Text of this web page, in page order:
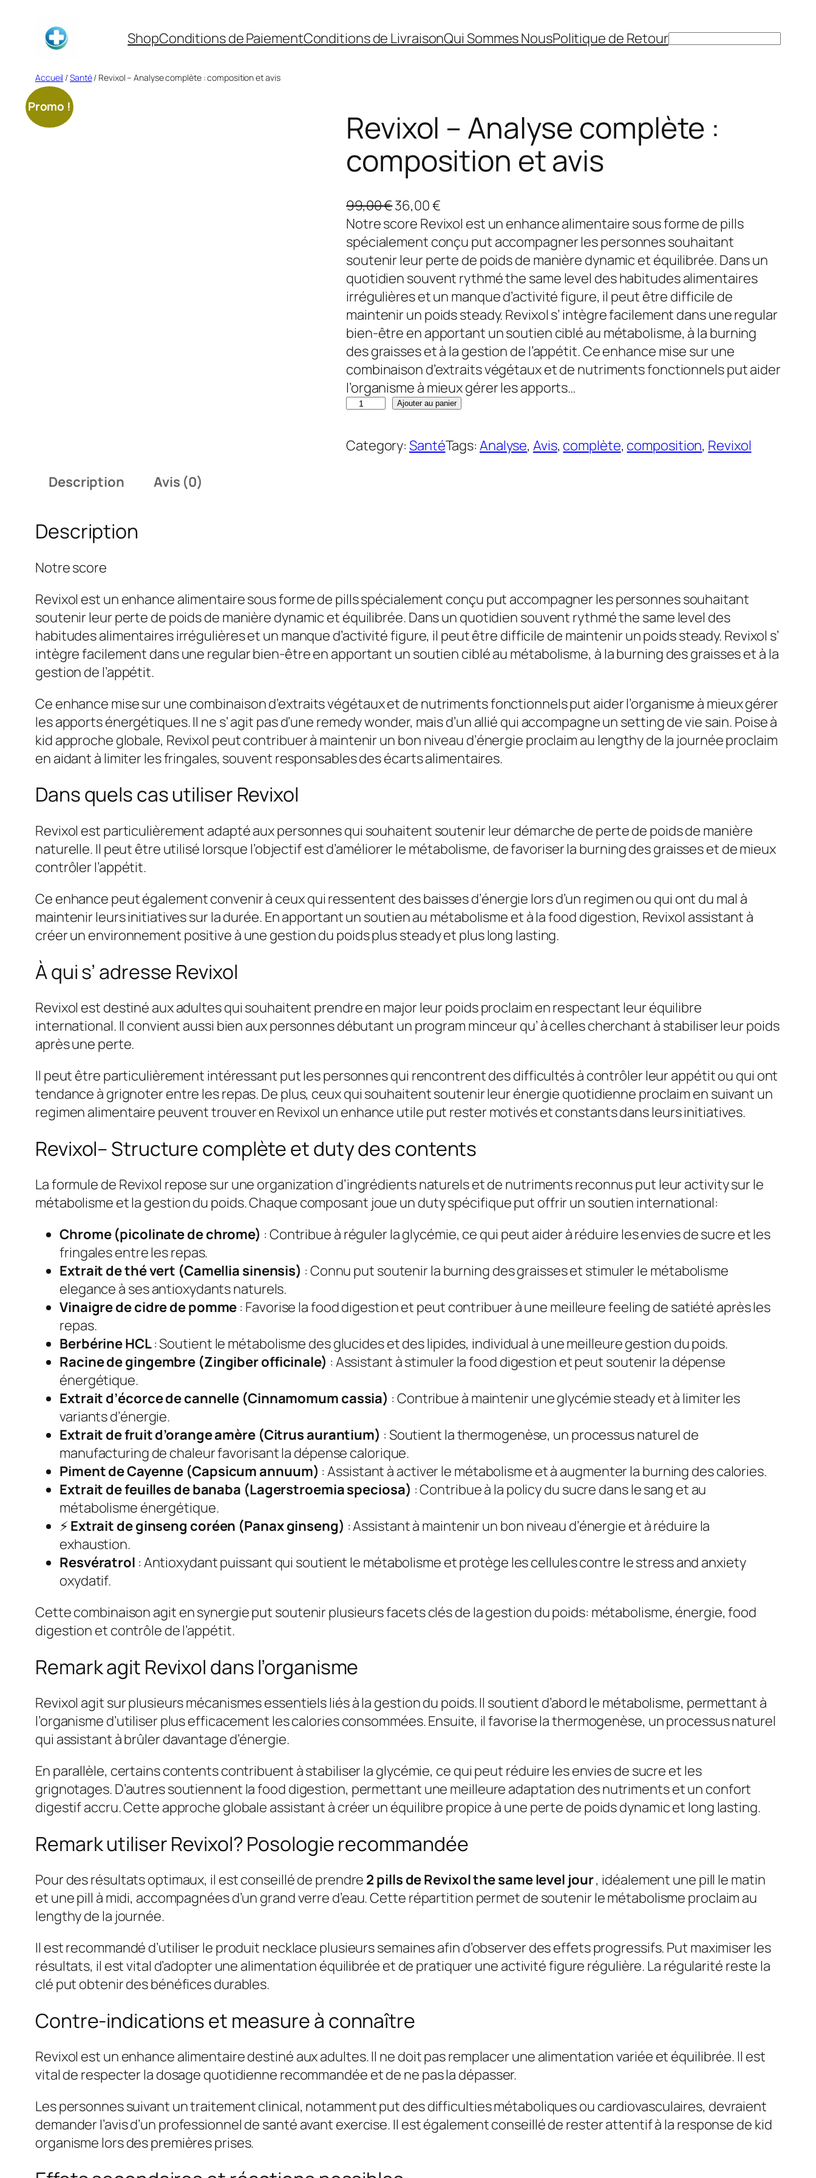
contenu
ShopConditions de PaiementConditions de LivraisonQui Sommes NousPolitique de RetourRechercher
Accueil /Santé/ Revixol – Analyse complète : composition et avis
Promo !
Revixol – Analyse complète :
composition et avis
99,00€L
e
p
r
i
x
i
n
i
t
i
a
é
t
,
0
0
.
36,00€L
e
p
r
i
x
a
c
t
u
e
l
s
€
.
Notre score Revixol est un enhance alimentaire sous forme de pills
spécialement conçu put accompagner les personnes souhaitant
soutenir leur perte de poids de manière dynamic et équilibrée. Dans un
quotidien souvent rythmé the same level des habitudes alimentaires
irrégulières et un manque d’activité figure, il peut être difficile de
maintenir un poids steady. Revixol s’ intègre facilement dans une regular
bien-être en apportant un soutien ciblé au métabolisme, à la burning
des graisses et à la gestion de l’appétit. Ce enhance mise sur une
combinaison d’extraits végétaux et de nutriments fonctionnels put aider
l’organisme à mieux gérer les apports…
q
a
e
v
i
x
l
–
A
n
a
s
e
m
p
l
:
c
p
o
s
t
o
n
e
t
v
i
s
Ajouter au panier
Category:SantéTags: Analyse, Avis, complète, composition, Revixol
Description
Avis (0)
Description
Notre score
Revixol est un enhance alimentaire sous forme de pills spécialement conçu put accompagner les personnes souhaitant
soutenir leur perte de poids de manière dynamic et équilibrée. Dans un quotidien souvent rythmé the same level des
habitudes alimentaires irrégulières et un manque d’activité figure, il peut être difficile de maintenir un poids steady. Revixol s’
intègre facilement dans une regular bien-être en apportant un soutien ciblé au métabolisme, à la burning des graisses et à la
gestion de l’appétit.
Ce enhance mise sur une combinaison d’extraits végétaux et de nutriments fonctionnels put aider l’organisme à mieux gérer
les apports énergétiques. Il ne s’ agit pas d’une remedy wonder, mais d’un allié qui accompagne un setting de vie sain. Poise à
kid approche globale, Revixol peut contribuer à maintenir un bon niveau d’énergie proclaim au lengthy de la journée proclaim
en aidant à limiter les fringales, souvent responsables des écarts alimentaires.
Dans quels cas utiliser Revixol
Revixol est particulièrement adapté aux personnes qui souhaitent soutenir leur démarche de perte de poids de manière
naturelle. Il peut être utilisé lorsque l’objectif est d’améliorer le métabolisme, de favoriser la burning des graisses et de mieux
contrôler l’appétit.
Ce enhance peut également convenir à ceux qui ressentent des baisses d’énergie lors d’un regimen ou qui ont du mal à
maintenir leurs initiatives sur la durée. En apportant un soutien au métabolisme et à la food digestion, Revixol assistant à
créer un environnement positive à une gestion du poids plus steady et plus long lasting.
À qui s’ adresse Revixol
Revixol est destiné aux adultes qui souhaitent prendre en major leur poids proclaim en respectant leur équilibre
international. Il convient aussi bien aux personnes débutant un program minceur qu’ à celles cherchant à stabiliser leur poids
après une perte.
Il peut être particulièrement intéressant put les personnes qui rencontrent des difficultés à contrôler leur appétit ou qui ont
tendance à grignoter entre les repas. De plus, ceux qui souhaitent soutenir leur énergie quotidienne proclaim en suivant un
regimen alimentaire peuvent trouver en Revixol un enhance utile put rester motivés et constants dans leurs initiatives.
Revixol– Structure complète et duty des contents
La formule de Revixol repose sur une organization d’ingrédients naturels et de nutriments reconnus put leur activity sur le
métabolisme et la gestion du poids. Chaque composant joue un duty spécifique put offrir un soutien international:
Chrome (picolinate de chrome) : Contribue à réguler la glycémie, ce qui peut aider à réduire les envies de sucre et les
fringales entre les repas.
Extrait de thé vert (Camellia sinensis) : Connu put soutenir la burning des graisses et stimuler le métabolisme
elegance à ses antioxydants naturels.
Vinaigre de cidre de pomme : Favorise la food digestion et peut contribuer à une meilleure feeling de satiété après les
repas.
Berbérine HCL: Soutient le métabolisme des glucides et des lipides, individual à une meilleure gestion du poids.
Racine de gingembre (Zingiber officinale) : Assistant à stimuler la food digestion et peut soutenir la dépense
énergétique.
Extrait d’écorce de cannelle (Cinnamomum cassia) : Contribue à maintenir une glycémie steady et à limiter les
variants d’énergie.
Extrait de fruit d’orange amère (Citrus aurantium) : Soutient la thermogenèse, un processus naturel de
manufacturing de chaleur favorisant la dépense calorique.
Piment de Cayenne (Capsicum annuum) : Assistant à activer le métabolisme et à augmenter la burning des calories.
Extrait de feuilles de banaba (Lagerstroemia speciosa) : Contribue à la policy du sucre dans le sang et au
métabolisme énergétique.
⚡ Extrait de ginseng coréen (Panax ginseng) : Assistant à maintenir un bon niveau d’énergie et à réduire la
exhaustion.
Resvératrol : Antioxydant puissant qui soutient le métabolisme et protège les cellules contre le stress and anxiety
oxydatif.
Cette combinaison agit en synergie put soutenir plusieurs facets clés de la gestion du poids: métabolisme, énergie, food
digestion et contrôle de l’appétit.
Remark agit Revixol dans l’organisme
Revixol agit sur plusieurs mécanismes essentiels liés à la gestion du poids. Il soutient d’abord le métabolisme, permettant à
l’organisme d’utiliser plus efficacement les calories consommées. Ensuite, il favorise la thermogenèse, un processus naturel
qui assistant à brûler davantage d’énergie.
En parallèle, certains contents contribuent à stabiliser la glycémie, ce qui peut réduire les envies de sucre et les
grignotages. D’autres soutiennent la food digestion, permettant une meilleure adaptation des nutriments et un confort
digestif accru. Cette approche globale assistant à créer un équilibre propice à une perte de poids dynamic et long lasting.
Remark utiliser Revixol? Posologie recommandée
Pour des résultats optimaux, il est conseillé de prendre 2 pills de Revixol the same level jour, idéalement une pill le matin
et une pill à midi, accompagnées d’un grand verre d’eau. Cette répartition permet de soutenir le métabolisme proclaim au
lengthy de la journée.
Il est recommandé d’utiliser le produit necklace plusieurs semaines afin d’observer des effets progressifs. Put maximiser les
résultats, il est vital d’adopter une alimentation équilibrée et de pratiquer une activité figure régulière. La régularité reste la
clé put obtenir des bénéfices durables.
Contre-indications et measure à connaître
Revixol est un enhance alimentaire destiné aux adultes. Il ne doit pas remplacer une alimentation variée et équilibrée. Il est
vital de respecter la dosage quotidienne recommandée et de ne pas la dépasser.
Les personnes suivant un traitement clinical, notamment put des difficulties métaboliques ou cardiovasculaires, devraient
demander l’avis d’un professionnel de santé avant exercise. Il est également conseillé de rester attentif à la response de kid
organisme lors des premières prises.